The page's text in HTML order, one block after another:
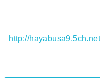
http://